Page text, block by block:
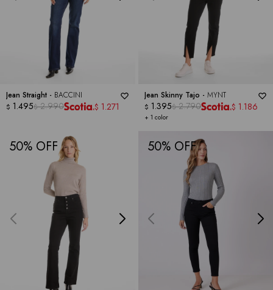
Jean Straight - BACCINI
$ 1.495$ 2.990 $ 1.271
Jean Skinny Tajo - MYNT
+ 1 color
$ 1.395$ 2.790 $ 1.186
50 50